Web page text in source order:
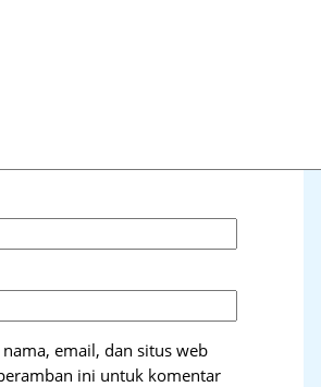
email, dan situs web
ini untuk komentar